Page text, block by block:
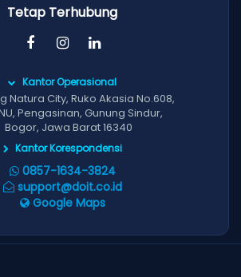
Tetap Terhubung
Kantor Operasional
Natura City, Ruko Akasia No.608,
Pengasinan, Gunung Sindur,
Bogor, Jawa Barat 16340
Kantor Korespondensi
0857-1634-3824
support@doit.co.id
Google Maps